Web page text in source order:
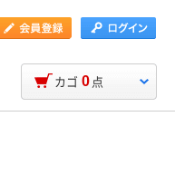
カゴ 0 点